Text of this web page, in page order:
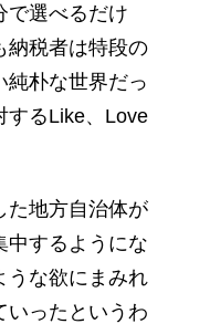
で選べるだけ
納税者は特段の
純朴な世界だっ
するLike、Love
た地方自治体が
中するようにな
うな欲にまみれ
いったというわ